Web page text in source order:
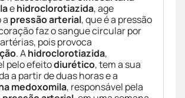
ehidroclorotiazida, age
a pressão arterial, que é a pressão
faz o sangue circular por
pois provoca
. Ahidroclorotiazida,
pelo efeitodiurético, tem a sua
a partir de duas horas e a
medoxomila, responsável pela